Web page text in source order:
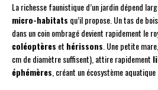
La richesse faunistique d’un jardin dépend
micro-habitats qu’il propose. Un tas de
dans un coin ombragé devient rapidement le
coléoptères et hérissons . Une petite
cm de diamètre suffisent), attire rapidement
éphémères , créant un écosystème